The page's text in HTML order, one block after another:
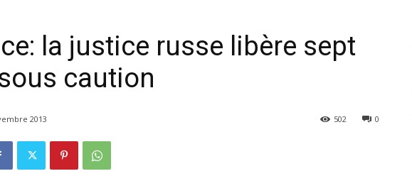
la justice russe libère sept
caution
2013 0
502